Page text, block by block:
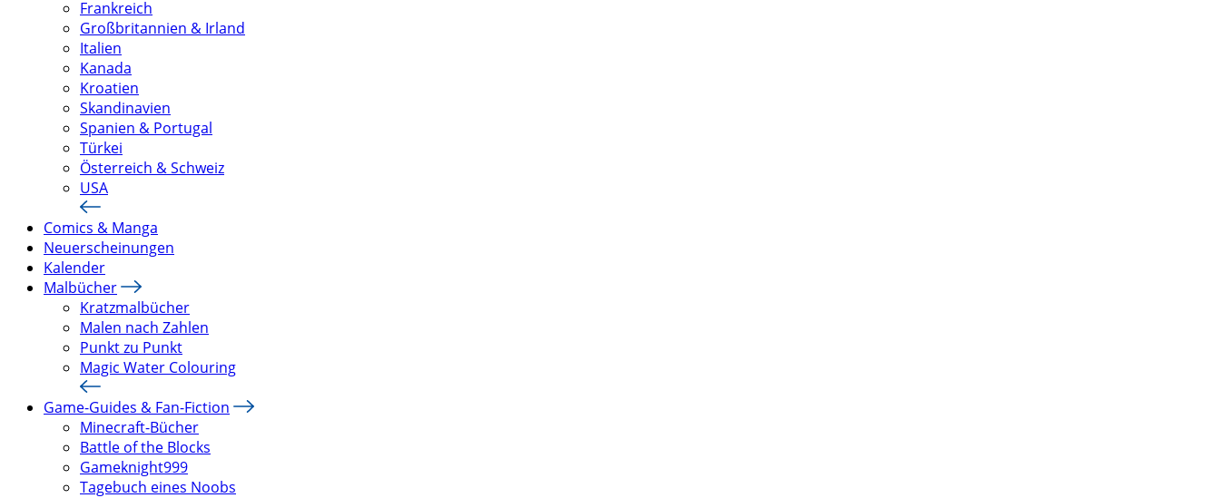
Frankreich
Großbritannien & Irland
Italien
Kanada
Kroatien
Skandinavien
Spanien & Portugal
Türkei
Österreich & Schweiz
USA
Comics & Manga
Neuerscheinungen
Kalender
Malbücher
Kratzmalbücher
Malen nach Zahlen
Punkt zu Punkt
Magic Water Colouring
Game-Guides & Fan-Fiction
Minecraft-Bücher
Battle of the Blocks
Gameknight999
Tagebuch eines Noobs